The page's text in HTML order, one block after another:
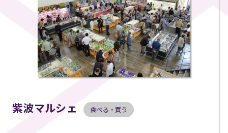
紫波マルシェ 食べる・買う